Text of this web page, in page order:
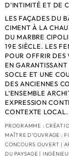
D’INTIMITÉ ET DE
LES FAÇADES DU
CIMENT À LA
DU MARBRE
19E SIÈCLE. LES
POUR OFFRIR DES
EN
SOCLE ET UNE
DES ANCIENNES
L’ENSEMBLE
EXPRESSION
CONTEXTE LOCAL.
PROGRAMME :
MAÎTRE D’OUVRAGE :
CONCOURS OUVERT |
DU PAYSAGE |